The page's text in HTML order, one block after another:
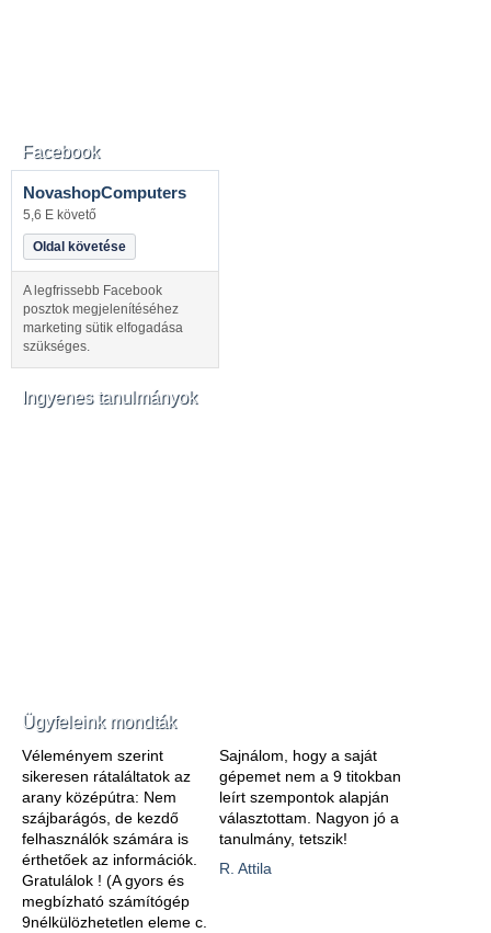
Facebook
NovashopComputers
5,6 E követő
Oldal követése
A legfrissebb Facebook
posztok megjelenítéséhez
marketing sütik elfogadása
szükséges.
Ingyenes tanulmányok
Ügyfeleink mondták
Véleményem szerint
sikeresen rátaláltatok az
arany középútra: Nem
szájbarágós, de kezdő
felhasználók számára is
érthetőek az információk.
Gratulálok ! (A gyors és
megbízható számítógép
9nélkülözhetetlen eleme c.
Sajnálom, hogy a saját
gépemet nem a 9 titokban
leírt szempontok alapján
választottam. Nagyon jó a
tanulmány, tetszik!
R. Attila